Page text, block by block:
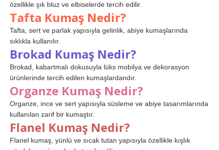
özellikle şık bluz ve elbiselerde tercih edilir.
Tafta Kumaş Nedir?
Tafta, sert ve parlak yapısıyla gelinlik, abiye kumaşlarında
sıklıkla kullanılır.
Brokad Kumaş Nedir?
Brokad, kabartmalı dokusuyla lüks mobilya ve dekorasyon
ürünlerinde tercih edilen kumaşlardandır.
Organze Kumaş Nedir?
Organze, ince ve sert yapısıyla süsleme ve abiye tasarımlarında
kullanılan zarif bir kumaştır.
Flanel Kumaş Nedir?
Flanel kumaş, yünlü ve sıcak tutan yapısıyla özellikle kışlık